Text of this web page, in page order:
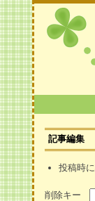
記事編集
投稿時
削除キー